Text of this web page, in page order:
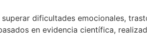
dificultades emocionales,
en evidencia científica,